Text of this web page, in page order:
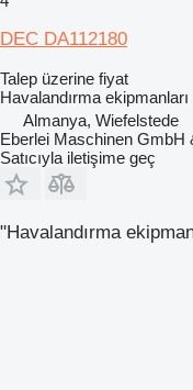
DEC DA112180
Talep üzerine fiyat
Havalandırma ekipmanları
Almanya, Wiefelstede
Eberlei Maschinen GmbH
Satıcıyla iletişime geç
"Havalandırma